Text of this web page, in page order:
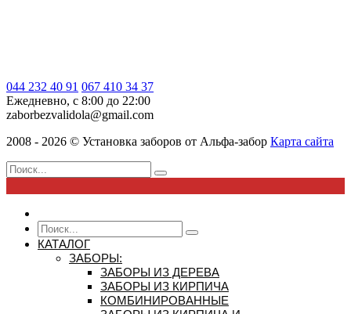
044 232 40 91 067 410 34 37
Ежедневно, с 8:00 до 22:00
zaborbezvalidola@gmail.com
2008 - 2026 © Установка заборов от Альфа-забор Карта сайта
КАТАЛОГ
ЗАБОРЫ:
ЗАБОРЫ ИЗ ДЕРЕВА
ЗАБОРЫ ИЗ КИРПИЧА
КОМБИНИРОВАННЫЕ